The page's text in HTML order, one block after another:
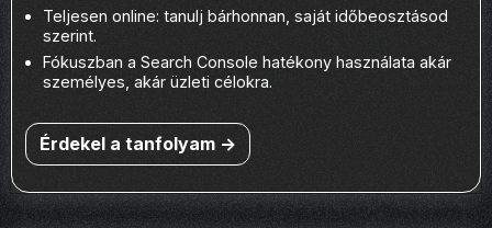
Teljesen online: tanulj bárhonnan, saját időbeosztásod
szerint.
Fókuszban a Search Console hatékony használata akár
személyes, akár üzleti célokra.
Érdekel a tanfolyam ->